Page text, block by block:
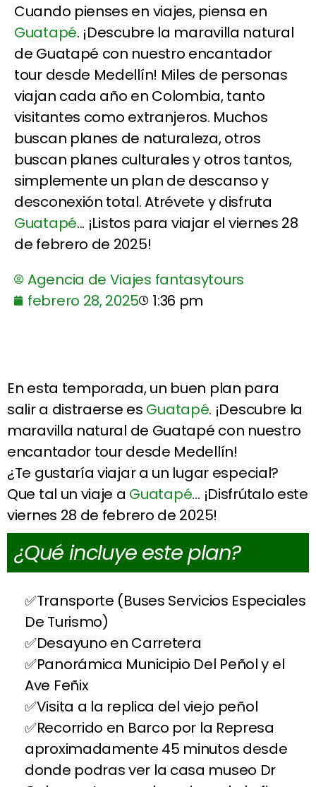
Cuando pienses en viajes, piensa en
Guatapé. ¡Descubre la maravilla natural
de Guatapé con nuestro encantador
tour desde Medellín! Miles de personas
viajan cada año en Colombia, tanto
visitantes como extranjeros. Muchos
buscan planes de naturaleza, otros
buscan planes culturales y otros tantos,
simplemente un plan de descanso y
desconexión total. Atrévete y disfruta
Guatapé... ¡Listos para viajar el viernes 28
de febrero de 2025!
Agencia de Viajes fantasytours
febrero 28, 2025
1:36 pm
En esta temporada, un buen plan para
salir a distraerse es Guatapé. ¡Descubre la
maravilla natural de Guatapé con nuestro
encantador tour desde Medellín!
¿Te gustaría viajar a un lugar especial?
Que tal un viaje a Guatapé… ¡Disfrútalo este
viernes 28 de febrero de 2025!
¿Qué incluye este plan?
Transporte (Buses Servicios Especiales
De Turismo)
Desayuno en Carretera
Panorámica Municipio Del Peñol y el
Ave Feñix
Visita a la replica del viejo peñol
Recorrido en Barco por la Represa
aproximadamente 45 minutos desde
donde podras ver la casa museo Dr